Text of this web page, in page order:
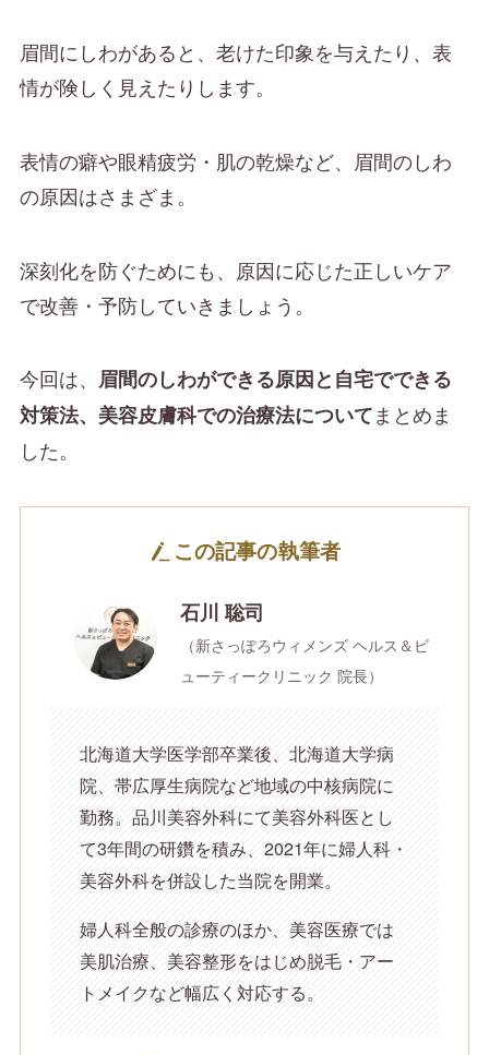
眉間にしわがあると、老けた印象を与えたり、表
情が険しく見えたりします。
表情の癖や眼精疲労・肌の乾燥など、眉間のしわ
の原因はさまざま。
深刻化を防ぐためにも、原因に応じた正しいケア
で改善・予防していきましょう。
今回は、 眉間のしわができる原因と自宅でできる
対策法、美容皮膚科での治療法についてまとめま
した。
この記事の執筆者
石川 聡司
（新さっぽろウィメンズ ヘルス＆ビ
ューティークリニック 院長）
北海道大学医学部卒業後、北海道大学病
院、帯広厚生病院など地域の中核病院に
勤務。品川美容外科にて美容外科医とし
て3年間の研鑽を積み、2021年に婦人科・
美容外科を併設した当院を開業。
婦人科全般の診療のほか、美容医療では
美肌治療、美容整形をはじめ脱毛・アー
トメイクなど幅広く対応する。